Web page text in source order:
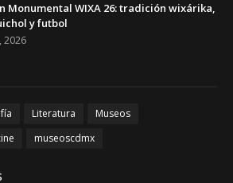
Monumental WIXA 26: tradición wixárika,
y futbol
2026
Literatura
Museos
museoscdmx